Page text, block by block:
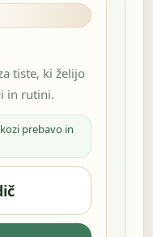
tiste, ki želijo
in rutini.
prebavo in